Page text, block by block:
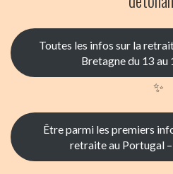
YOGA DES
Toutes les infos sur la
Bretagne du 13
✨
Être parmi les premiers
retraite au Portugal